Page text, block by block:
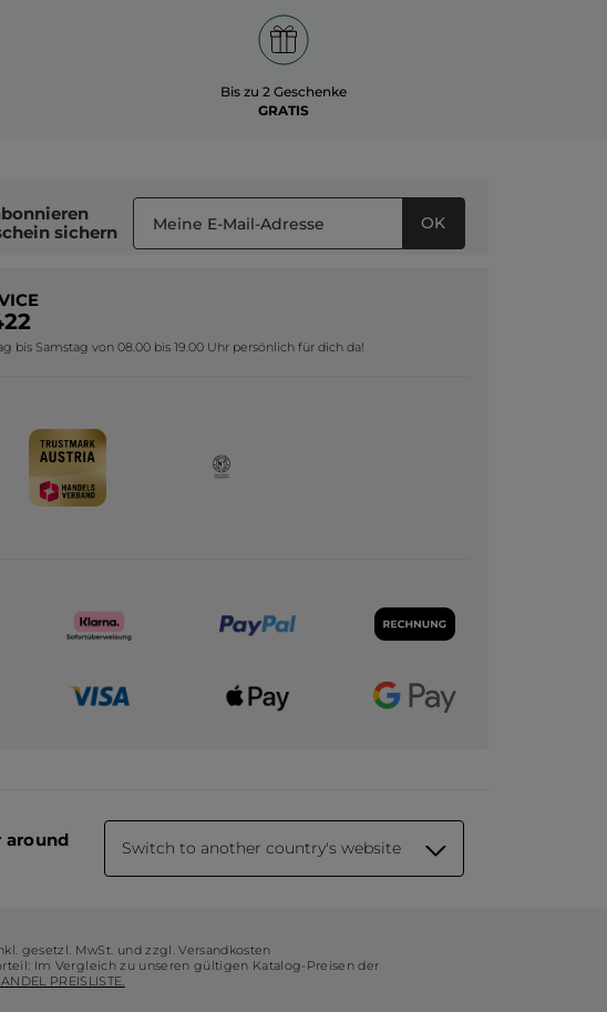
Bis zu 2 Geschenke
GRATIS
sichern OK
bis Samstag von 08.00 bis 19.00 Uhr persönlich für dich da!
around
Switch to another country's website
gesetzl. MwSt. und zzgl. Versandkosten
Im Vergleich zu unseren gültigen Katalog-Preisen der
PREISLISTE.